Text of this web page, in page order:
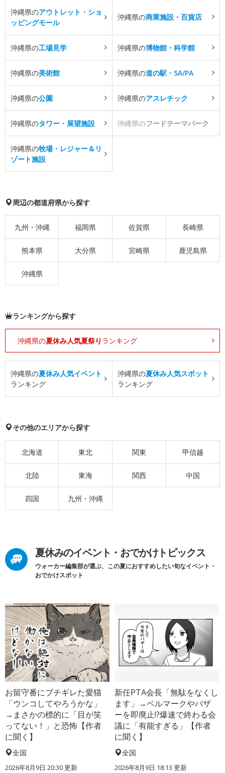
沖縄県のアウトレット・ショ
ッピングモール
沖縄県の商業施設・百貨店
沖縄県の工場見学 沖縄県の博物館・科学館
沖縄県の美術館 沖縄県の道の駅・SA/PA
沖縄県の公園 沖縄県のアスレチック
沖縄県のタワー・展望施設 沖縄県のフードテーマパーク
沖縄県の牧場・レジャー＆リ
ゾート施設
周辺の都道府県から探す
九州・沖縄 福岡県 佐賀県 長崎県
熊本県 大分県 宮崎県 鹿児島県
沖縄県
ランキングから探す
沖縄県の夏休み人気夏祭り ランキング
沖縄県の夏休み人気イベント
ランキング
沖縄県の夏休み人気スポット
ランキング
その他のエリアから探す
北海道 東北 関東 甲信越
北陸 東海 関西 中国
四国 九州・沖縄
夏休みのイベント・おでかけトピックス
ウォーカー編集部が選ぶ、この夏におすすめしたい旬なイベント・
おでかけスポット
お留守番にブチギレた愛猫
「ウンコしてやろうかな」
→まさかの標的に「目が笑
ってない！」と恐怖【作者
に聞く】
全国
2026年8月9日 20:30更新
新任PTA会長「無駄をなくし
ます」→ベルマークやバザ
ーを即廃止!?爆速で終わる会
議に「有能すぎる」【作者
に聞く】
全国
2026年8月9日 18:13 更新